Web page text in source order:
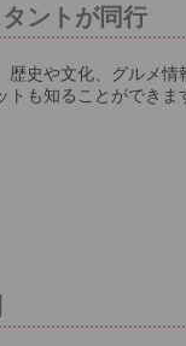
ントが同行
歴史や文化、グルメ情
も知ることができま